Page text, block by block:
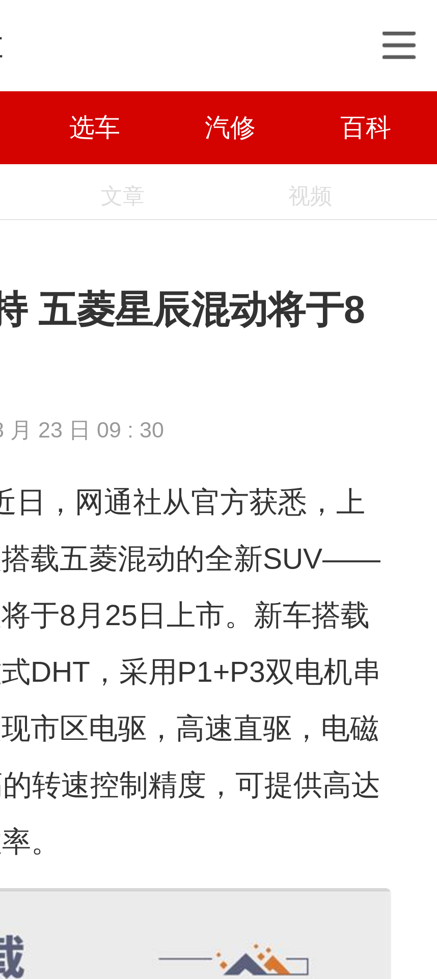
选车 汽修 百科
文章 视频
五菱星辰混动将于8
月 23 日 09 : 30
日，网通社从官方获悉，上
载五菱混动的全新SUV——
于8月25日上市。新车搭载
DHT，采用P1+P3双电机串
市区电驱，高速直驱，电磁
转速控制精度，可提供高达
。